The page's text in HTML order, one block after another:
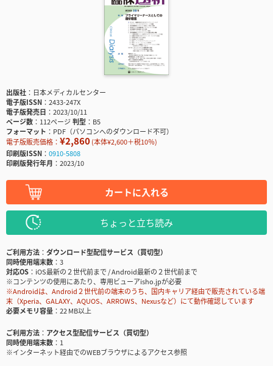
出版社
日本メディカルセンター
電子版ISSN
2433-247X
電子版発売日
2023/10/11
ページ数
112ページ判型
B5
フォーマット
PDF（パソコンへのダウンロード不可）
電子版販売価格： ¥2,860(本体¥2,600＋税10％)
印刷版ISSN
0910-5808
印刷版発行年月
2023/10
カートに入れる
ちょっと立ち読み
ご利用方法
ダウンロード型配信サービス（買切型）
同時使用端末数
3
対応OS
iOS最新の２世代前まで / Android最新の２世代前まで
※コンテンツの使用にあたり、専用ビューアisho.jpが必要
※Androidは、Android２世代前の端末のうち、国内キャリア経由で販売されている端
末（Xperia、GALAXY、AQUOS、ARROWS、Nexusなど）にて動作確認しています
必要メモリ容量
22 MB以上
ご利用方法
アクセス型配信サービス（買切型）
同時使用端末数
1
※インターネット経由でのWEBブラウザによるアクセス参照